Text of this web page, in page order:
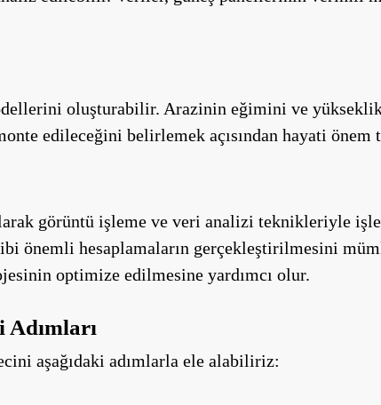
oluşturabilir. Arazinin eğimini ve yükseklik
edileceğini belirlemek açısından hayati önem
görüntü işleme ve veri analizi teknikleriyle
önemli hesaplamaların gerçekleştirilmesini
optimize edilmesine yardımcı olur.
Adımları
aşağıdaki adımlarla ele alabiliriz: